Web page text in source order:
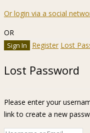
Or login via a social
OR
Register Lost
Lost Password
Please enter your
link to create a new